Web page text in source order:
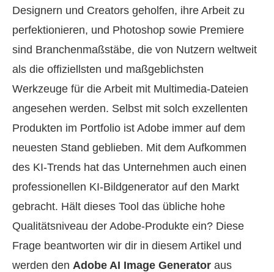
Designern und Creators geholfen, ihre Arbeit zu
perfektionieren, und Photoshop sowie Premiere
sind Branchenmaßstäbe, die von Nutzern weltweit
als die offiziellsten und maßgeblichsten
Werkzeuge für die Arbeit mit Multimedia-Dateien
angesehen werden. Selbst mit solch exzellenten
Produkten im Portfolio ist Adobe immer auf dem
neuesten Stand geblieben. Mit dem Aufkommen
des KI-Trends hat das Unternehmen auch einen
professionellen KI-Bildgenerator auf den Markt
gebracht. Hält dieses Tool das übliche hohe
Qualitätsniveau der Adobe‑Produkte ein? Diese
Frage beantworten wir dir in diesem Artikel und
werden den Adobe AI Image Generator aus